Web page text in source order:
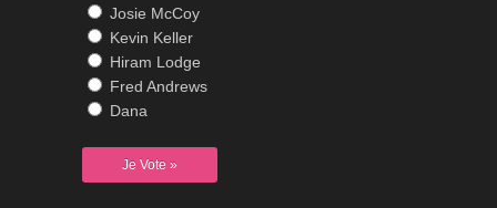
Josie McCoy
Kevin Keller
Hiram Lodge
Fred Andrews
Dana